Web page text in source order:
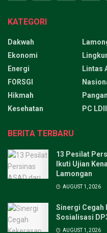
KATEGORI
Dakwah
Ekonomi
Energi
FORSGI
Hikmah
Kesehatan
Lintas
Pangan
PC LDII
BERITA TERBARU
13 Pesilat
Ikuti Ujian
Lamongan
AUGUST 1, 2026
Sinergi Cegah
Sosialisasi
AUGUST 1, 2026